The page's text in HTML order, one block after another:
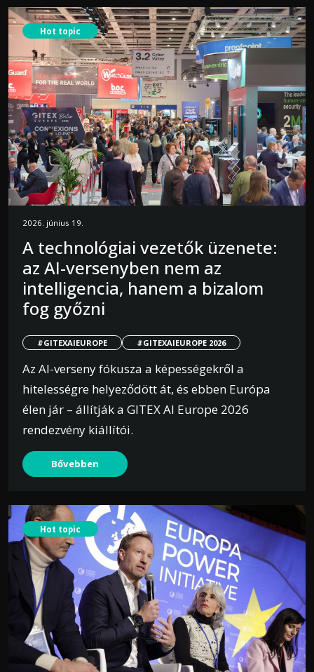
Hot topic
2026. június 19.
A technológiai vezetők üzenete:
az AI-versenyben nem az
intelligencia, hanem a bizalom
fog győzni
#GITEXAIEUROPE #GITEXAIEUROPE 2026
Az AI-verseny fókusza a képességekről a
hitelességre helyeződött át, és ebben Európa
élen jár – állítják a GITEX AI Europe 2026
rendezvény kiállítói.
Bővebben
Hot topic